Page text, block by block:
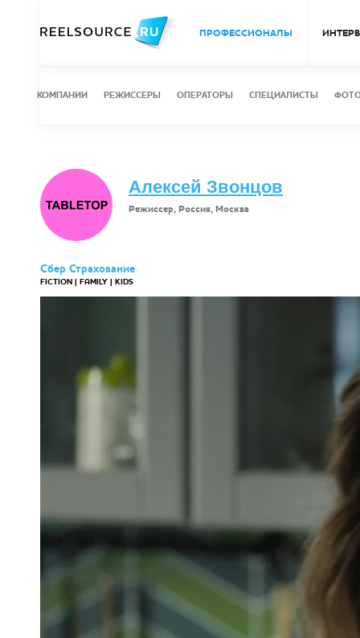
ПРОФЕССИОНАЛЫ
КОМПАНИИ РЕЖИССЕРЫ ОПЕРАТОРЫ СПЕЦИАЛИСТЫ
Алексей Звонцов
Режиссер, Россия, Москва
Сбер Страхование
FICTION | FAMILY | KIDS